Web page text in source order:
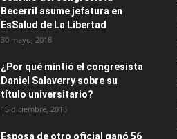
Becerril asume jefatura en
EsSalud de La Libertad
30 mayo, 2018
¿Por qué mintió el congresista
Daniel Salaverry sobre su
título universitario?
15 diciembre, 2016
Esposa de otro oficial ganó 56